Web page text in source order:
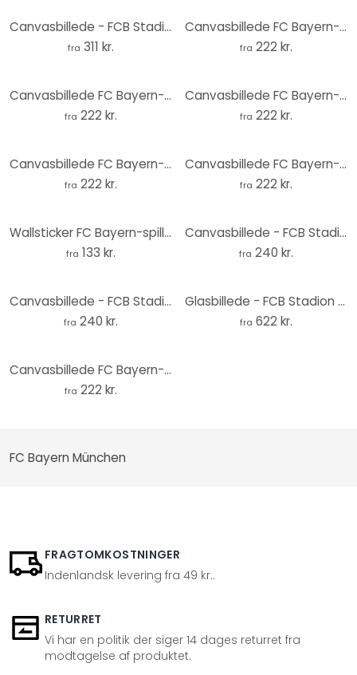
Canvasbillede - FCB Stadion By Night
fra 311 kr.
Canvasbillede FC Bayern-spiller Harry Kane 2025/26
fra 222 kr.
Canvasbillede FC Bayern-spiller Manuel Neuer 2025/26
fra 222 kr.
Canvasbillede FC Bayern-spiller Jamal Musiala 2025/26
fra 222 kr.
Canvasbillede FC Bayern-spiller Joshua Kimmich 2025/26
fra 222 kr.
Canvasbillede FC Bayern-spiller Luis Diaz 2025/26
fra 222 kr.
Wallsticker FC Bayern-spiller Jonathan Tah 2025/26
fra 133 kr.
Canvasbillede - FCB Stadion Red White
fra 240 kr.
Canvasbillede - FCB Stadion Mia san mia
fra 240 kr.
Glasbillede - FCB Stadion Mia san mia
fra 622 kr.
Canvasbillede FC Bayern-spiller Jonathan Tah 2025/26
fra 222 kr.
FC Bayern München
FRAGTOMKOSTNINGER
Indenlandsk levering fra 49 kr..
RETURRET
Vi har en politik der siger 14 dages returret fra
modtagelse af produktet.